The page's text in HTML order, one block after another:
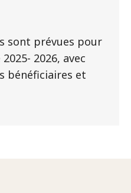
sont prévues pour
2026, avec
bénéficiaires et